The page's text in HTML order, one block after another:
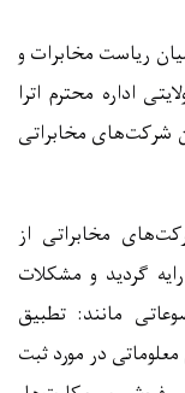
ریاست مخابرات و
اداره محترم اترا
شرکت‌های مخابراتی
مخابراتی از
گردید و مشکلات
مانند: تطبیق
معلوماتی در مورد ثبت